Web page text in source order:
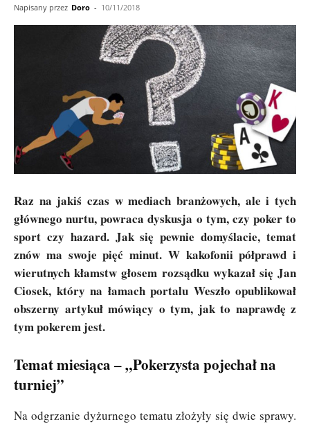
Napisany przez Doro - 10/11/2018
Raz na jakiś czas w mediach branżowych, ale i tych
głównego nurtu, powraca dyskusja o tym, czy poker to
sport czy hazard. Jak się pewnie domyślacie, temat
znów ma swoje pięć minut. W kakofonii półprawd i
wierutnych kłamstw głosem rozsądku wykazał się Jan
Ciosek, który na łamach portalu Weszło opublikował
obszerny artykuł mówiący o tym, jak to naprawdę z
tym pokerem jest.
Temat miesiąca – „Pokerzysta pojechał na
turniej”
Na odgrzanie dyżurnego tematu złożyły się dwie sprawy.